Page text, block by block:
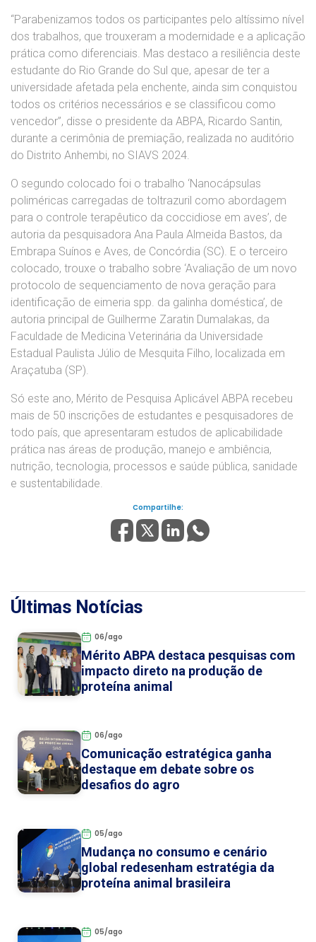
“Parabenizamos todos os participantes pelo altíssimo nível
dos trabalhos, que trouxeram a modernidade e a aplicação
prática como diferenciais. Mas destaco a resiliência deste
estudante do Rio Grande do Sul que, apesar de ter a
universidade afetada pela enchente, ainda sim conquistou
todos os critérios necessários e se classificou como
vencedor”, disse o presidente da ABPA, Ricardo Santin,
durante a cerimônia de premiação, realizada no auditório
do Distrito Anhembi, no SIAVS 2024.
O segundo colocado foi o trabalho ‘Nanocápsulas
poliméricas carregadas de toltrazuril como abordagem
para o controle terapêutico da coccidiose em aves’, de
autoria da pesquisadora Ana Paula Almeida Bastos, da
Embrapa Suínos e Aves, de Concórdia (SC). E o terceiro
colocado, trouxe o trabalho sobre ‘Avaliação de um novo
protocolo de sequenciamento de nova geração para
identificação de eimeria spp. da galinha doméstica’, de
autoria principal de Guilherme Zaratin Dumalakas, da
Faculdade de Medicina Veterinária da Universidade
Estadual Paulista Júlio de Mesquita Filho, localizada em
Araçatuba (SP).
Só este ano, Mérito de Pesquisa Aplicável ABPA recebeu
mais de 50 inscrições de estudantes e pesquisadores de
todo país, que apresentaram estudos de aplicabilidade
prática nas áreas de produção, manejo e ambiência,
nutrição, tecnologia, processos e saúde pública, sanidade
e sustentabilidade.
Compartilhe:
Últimas Notícias
06/ago
Mérito ABPA destaca pesquisas com
impacto direto na produção de
proteína animal
06/ago
Comunicação estratégica ganha
destaque em debate sobre os
desafios do agro
05/ago
Mudança no consumo e cenário
global redesenham estratégia da
proteína animal brasileira
05/ago